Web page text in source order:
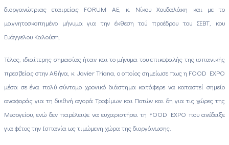
διοργανώτριας εταιρείας FORUM AE, κ. Νίκου Χουδαλάκη και με το
μαγνητοσκοπημένο μήνυμα για την έκθεση τού προέδρου του ΣΕΒΤ, κου
Ευάγγελου Καλούση.
Τέλος, ιδιαίτερης σημασίας ήταν και το μήνυμα του επικεφαλής της ισπανικής
πρεσβείας στην Αθήνα, κ. Javier Triana, ο οποίος σημείωσε πως η FOOD EXPO
μέσα σε ένα πολύ σύντομο χρονικό διάστημα κατάφερε να καταστεί σημείο
αναφοράς για τη διεθνή αγορά Τροφίμων και Ποτών και δη για τις χώρες της
Μεσογείου, ενώ δεν παρέλειψε να ευχαριστήσει τη FOOD EXPO που ανέδειξε
για φέτος την Ισπανία ως τιμώμενη χώρα της διοργάνωσης.